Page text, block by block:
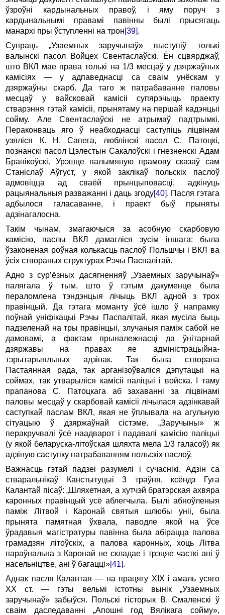
ўзроўні кардынальных правоў, і яму поруч з
кардынальнымі правамі павінны былі прысягаць
манархі пры ўступленні на трон[39].
Супраць „Узаемных заручынаў» выступіў толькі
валынскі пасол Войцех Свентаслаўскі. Ён сцвярджаў,
што ВКЛ мае права толькі на 1/3 месцаў у дзяржаўных
камісіях — у адпаведнасці са сваім унёскам у
дзяржаўны скарб. Да таго ж патрабаванне паловы
месцаў у вайсковай камісіі супярэчыць праекту
стварэння гэтай камісіі, прынятаму на першай кадэнцыі
сойму. Але Свентаслаўскі не атрымаў падтрымкі.
Пераконваць яго ў неабходнасці саступіць ліцвінам
узяліся К. Н. Сапега, люблінскі пасол С. Патоцкі,
познанскі пасол Цэлестын Сакалоўскі і гнезненскі Адам
Бранікоўскі. Урэшце палымяную прамову сказаў сам
Станіслаў Аўгуст, у якой заклікаў польскіх паслоў
адмовіцца ад сваёй прынцыповасці, адкінуць
рацыянальныя разважанні і даць згоду[40]. Пасля гэтага
адбылося галасаванне, і праект быў прыняты
адзінагалосна.
Такім чынам, змагаючыся за асобную скарбовую
камісію, паслы ВКЛ дамагліся зусім іншага: была
ўзаконеная роўная колькасць паслоў Польшчы і ВКЛ ва
ўсіх створаных структурах Рэчы Паспалітай.
Адно з сур’ёзных дасягненняў „Узаемных заручынаў»
палягала ў тым, што ў гэтым дакуменце была
пераломлена тэндэнцыя лічыць ВКЛ адной з трох
правінцый. Да гэтага моманту ўсё ішло ў напрамку
поўнай уніфікацыі Рэчы Паспалітай, якая мусіла быць
падзеленай на тры правінцыі, злучаныя паміж сабой не
дамовамі, а фактам прыналежнасці да ўнітарнай
дзяржавы на правах яе адміністрацыйна-
тэрытарыяльных адзінак. Так была створана
Пастаянная рада, так арганізоўваліся дэпутацыі на
соймах, так утварыліся камісіі паліцыі і войска. І таму
прапанова С. Патоцкага аб захаванні за ліцвінамі
паловы месцаў у скарбовай камісіі лічылася адзінкавай
саступкай паслам ВКЛ, якая не ўплывала на агульную
сітуацыю ў дзяржаўнай сістэме. „Заручыны» ж
перакручвалі ўсё наадварот і падавалі камісію паліцыі
(у якой беларуска-літоўская шляхта мела 1/3 галасоў) як
адзіную саступку патрабаванням польскіх паслоў.
Важнасць гэтай падзеі разумелі і сучаснікі. Адзін са
стваральнікаў Канстытуцыі 3 траўня, ксёндз Гуга
Калантай пісаў: „Шляхетная, а хутчэй братэрская ахвяра
каронных правінцый усё аблегчыла. Былі абноўленыя
паміж Літвой і Каронай святыя шлюбы уніі, была
прынята памятная ўхвала, паводле якой на ўсе
ўрадавыя магістратуры павінна была абірацца палова
грамадзян літоўскіх, а палова каронных, хоць Літва
параўнальна з Каронай не складае і трэцяе часткі ані ў
насельніцтве, ані ў багацці»[41].
Аднак пасля Калантая — на працягу ХІХ і амаль усяго
XX ст. — гэты вельмі істотны вынік „Узаемных
заручынаў» забыўся. Польскі гісторык В. Смаленскі ў
сваім даследаванні „Апошні год Вялікага сойму»,